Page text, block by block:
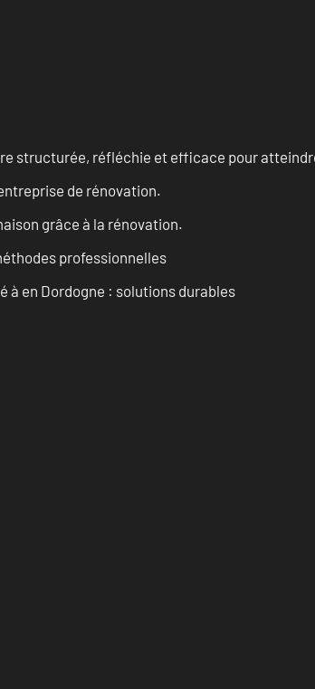
structurée, réfléchie et efficace pour
de rénovation.
grâce à la rénovation.
professionnelles
à en Dordogne : solutions durables